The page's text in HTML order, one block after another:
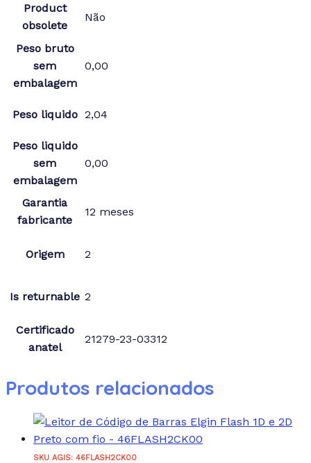
Product
obsolete
Não
Peso bruto
sem
embalagem
0,00
Peso liquido 2,04
Peso liquido
sem
embalagem
0,00
Garantia
fabricante
12 meses
Origem 2
Is returnable 2
Certificado
anatel
21279-23-03312
Produtos relacionados
SKU AGIS: 46FLASH2CK00